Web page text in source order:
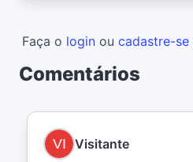
Faça o login ou cadastre-se
Comentários
Visitante